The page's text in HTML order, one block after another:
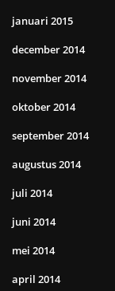
januari 2015
december 2014
november 2014
oktober 2014
september 2014
augustus 2014
juli 2014
juni 2014
mei 2014
april 2014